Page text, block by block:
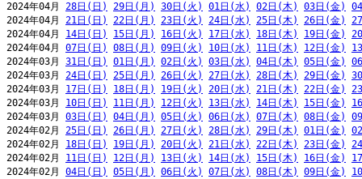
2024年04月 28日(日) 29日(月) 30日(火) 01日(水) 02日(木) 03日(金)
2024年04月 21日(日) 22日(月) 23日(火) 24日(水) 25日(木) 26日(金)
2024年04月 14日(日) 15日(月) 16日(火) 17日(水) 18日(木) 19日(金)
2024年04月 07日(日) 08日(月) 09日(火) 10日(水) 11日(木) 12日(金)
2024年03月 31日(日) 01日(月) 02日(火) 03日(水) 04日(木) 05日(金)
2024年03月 24日(日) 25日(月) 26日(火) 27日(水) 28日(木) 29日(金)
2024年03月 17日(日) 18日(月) 19日(火) 20日(水) 21日(木) 22日(金)
2024年03月 10日(日) 11日(月) 12日(火) 13日(水) 14日(木) 15日(金)
2024年03月 03日(日) 04日(月) 05日(火) 06日(水) 07日(木) 08日(金)
2024年02月 25日(日) 26日(月) 27日(火) 28日(水) 29日(木) 01日(金)
2024年02月 18日(日) 19日(月) 20日(火) 21日(水) 22日(木) 23日(金)
2024年02月 11日(日) 12日(月) 13日(火) 14日(水) 15日(木) 16日(金)
2024年02月 04日(日) 05日(月) 06日(火) 07日(水) 08日(木) 09日(金)